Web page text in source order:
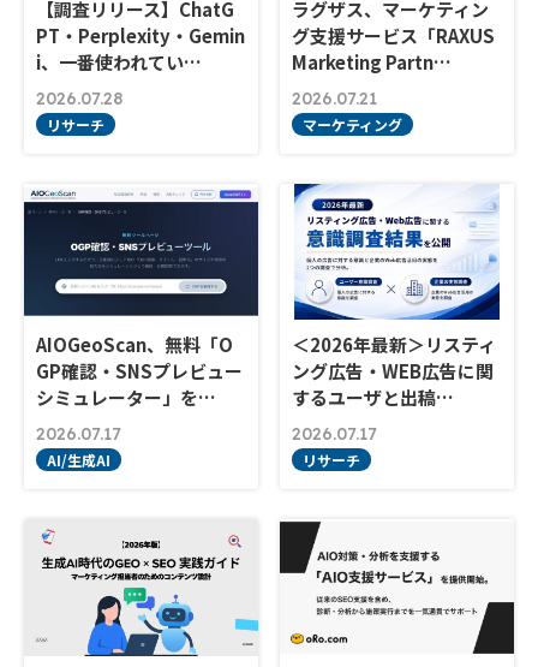
【調査リリース】ChatG
PT・Perplexity・Gemin
i、一番使われてい…
2026.07.28
リサーチ
ラグザス、マーケティン
グ支援サービス「RAXUS
Marketing Partn…
2026.07.21
マーケティング
AIOGeoScan、無料「O
GP確認・SNSプレビュー
シミュレーター」を…
2026.07.17
AI/生成AI
＜2026年最新＞リスティ
ング広告・WEB広告に関
するユーザと出稿…
2026.07.17
リサーチ